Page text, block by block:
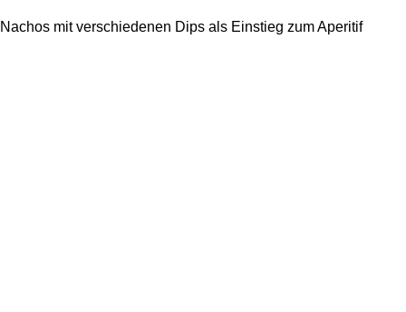
Nachos mit verschiedenen Dips als Einstieg zum Aperitif